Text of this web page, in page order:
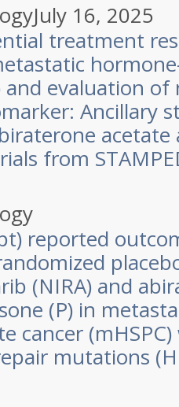
July 16, 2025
treatment
and evaluation
Ancillary
from
reported
(NIRA) and
(P) in
cancer
mutations